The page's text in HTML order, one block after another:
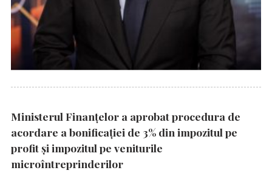
Ministerul Finanțelor a aprobat procedura de
acordare a bonificației de 3% din impozitul pe
profit și impozitul pe veniturile
microîntreprinderilor